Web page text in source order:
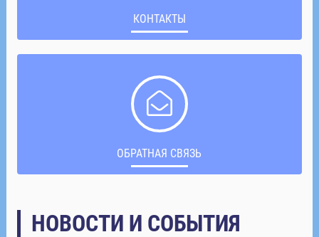
КОНТАКТЫ
ОБРАТНАЯ СВЯЗЬ
НОВОСТИ И СОБЫТИЯ